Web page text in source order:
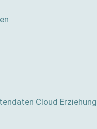
Cloud Erziehung